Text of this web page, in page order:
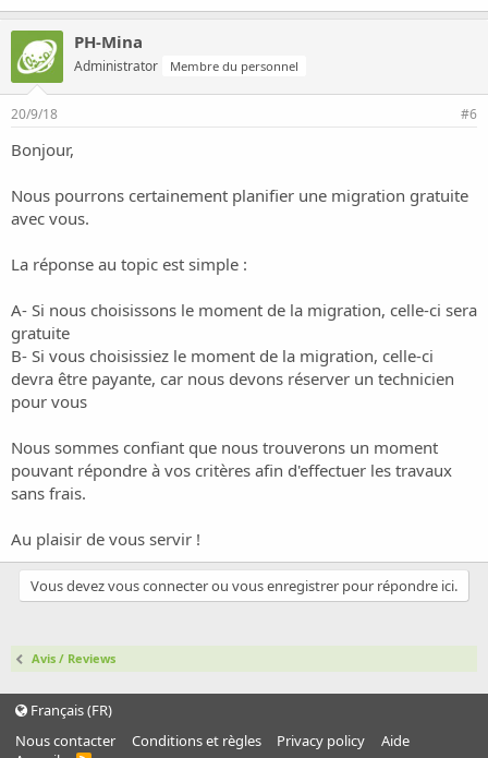
PH-Mina
Administrator Membre du personnel
20/9/18 #6
Bonjour,
Nous pourrons certainement planifier une migration gratuite
avec vous.
La réponse au topic est simple :
A- Si nous choisissons le moment de la migration, celle-ci sera
gratuite
B- Si vous choisissiez le moment de la migration, celle-ci
devra être payante, car nous devons réserver un technicien
pour vous
Nous sommes confiant que nous trouverons un moment
pouvant répondre à vos critères afin d'effectuer les travaux
sans frais.
Au plaisir de vous servir !
Vous devez vous connecter ou vous enregistrer pour répondre ici.
Avis / Reviews
Français (FR)
Nous contacter
Conditions et règles Privacy policy
Aide